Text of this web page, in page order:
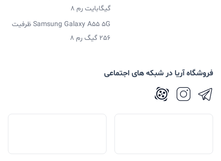
گیگابایت رم 8
Samsung Galaxy A55 5G ظرفیت
256 گیگ رم 8
فروشگاه آریا در شبکه های اجتماعی